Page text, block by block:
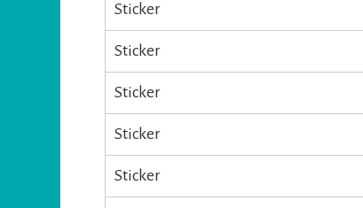
Sticker
Sticker
Sticker
Sticker
Sticker